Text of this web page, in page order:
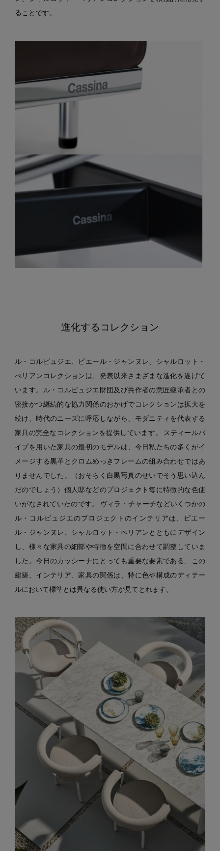
ることです。
進化するコレクション
ル・コルビュジエ、ピエール・ジャンヌレ、シャルロット・
ぺリアンコレクションは、発表以来さまざまな進化を遂げて
います。ル・コルビュジエ財団及び共作者の意匠継承者との
密接かつ継続的な協力関係のおかげでコレクションは拡大を
続け、時代のニーズに呼応しながら、モダニティを代表する
家具の完全なコレクションを提供しています。 スティールパ
イプを用いた家具の最初のモデルは、今日私たちの多くがイ
メージする黒革とクロムめっきフレームの組み合わせではあ
りませんでした。（おそらく白黒写真のせいでそう思い込ん
だのでしょう）個人邸などのプロジェクト毎に特徴的な色使
いがなされていたのです。 ヴィラ・チャーチなどいくつかの
ル・コルビュジエのプロジェクトのインテリアは、ピエー
ル・ジャンヌレ、シャルロット・ぺリアンとともにデザイン
し、様々な家具の細部や特徴を空間に合わせて調整していま
した。今日のカッシーナにとっても重要な要素である、この
建築、インテリア、家具の関係は、特に色や構成のディテー
ルにおいて標準とは異なる使い方が見てとれます。